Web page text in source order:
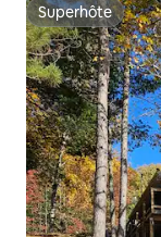
Superhôte
Superhôte